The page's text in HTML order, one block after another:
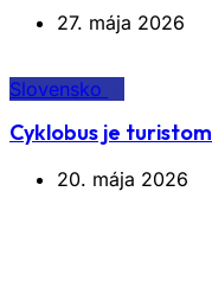
27. mája 2026
Slovensko
Cyklobus je
20. mája 2026